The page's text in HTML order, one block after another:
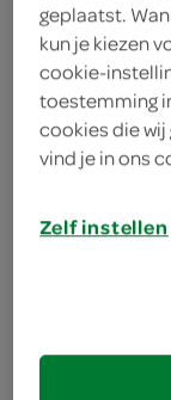
deel op
print
brood in
geplaatst.
kun je kiezen
cookie-
toestemming
cookies die wij
vind je in ons
Zelf instellen